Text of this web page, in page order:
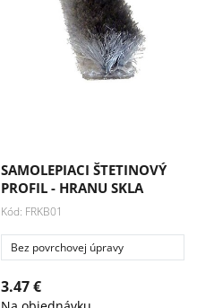
SAMOLEPIACI ŠTETINOVÝ
PROFIL - HRANU SKLA
Kód: FRKB01
Bez povrchovej úpravy
3.47 €